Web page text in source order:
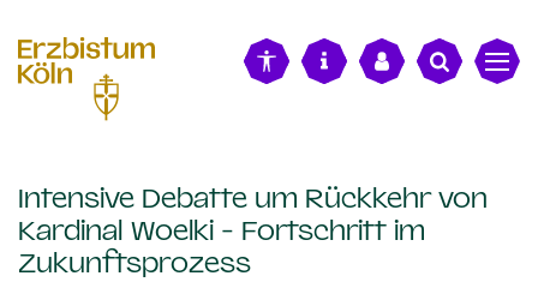
Intensive Debatte um Rückkehr von
Kardinal Woelki - Fortschritt im
Zukunftsprozess: